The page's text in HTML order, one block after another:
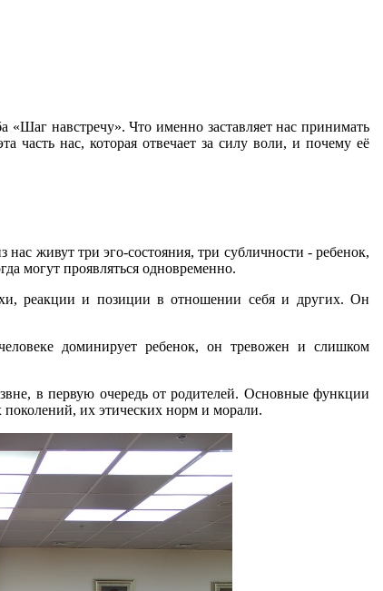
навстречу». Что именно заставляет нас принимать
часть нас, которая отвечает за силу воли, и почему её
живут три эго-состояния, три субличности - ребенок,
могут проявляться одновременно.
реакции и позиции в отношении себя и других. Он
доминирует ребенок, он тревожен и слишком
в первую очередь от родителей. Основные функции
их этических норм и морали.